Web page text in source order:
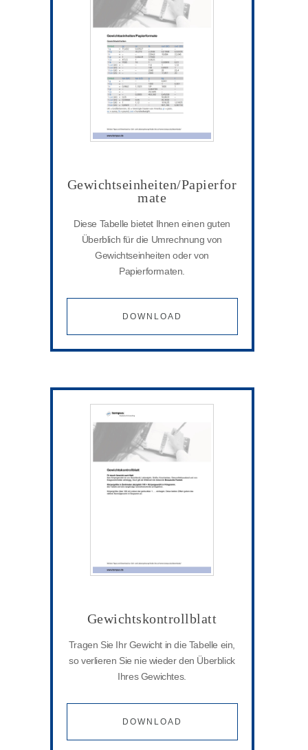
Gewichtseinheiten/Papierfor
mate
Diese Tabelle bietet Ihnen einen guten
Überblich für die Umrechnung von
Gewichtseinheiten oder von
Papierformaten.
DOWNLOAD
Gewichtskontrollblatt
Tragen Sie Ihr Gewicht in die Tabelle ein,
so verlieren Sie nie wieder den Überblick
Ihres Gewichtes.
DOWNLOAD